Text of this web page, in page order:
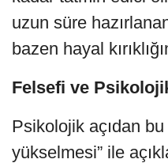
uzun süre
bazen hayal
Felsefi ve
Psikolojik açıdan
yükselmesi” ile